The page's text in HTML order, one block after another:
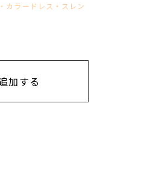
・ カラードレス ・ スレン
加する